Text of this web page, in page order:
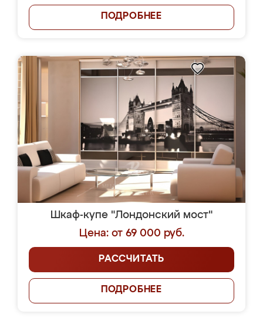
ПОДРОБНЕЕ
Шкаф-купе "Лондонский мост"
Цена: от 69 000 руб.
РАССЧИТАТЬ
ПОДРОБНЕЕ